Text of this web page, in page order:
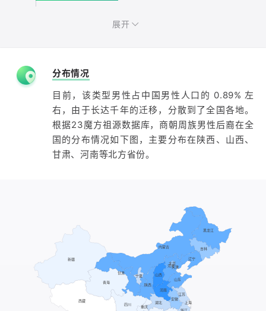
展开
分布情况
目前，该类型男性占中国男性人口的 0.89% 左
右，由于长达千年的迁移，分散到了全国各地。
根据23魔方祖源数据库，商朝周族男性后裔在全
国的分布情况如下图，主要分布在陕西、山西、
甘肃、河南等北方省份。